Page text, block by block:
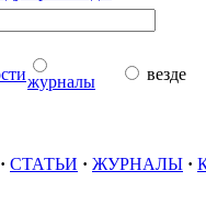
журналы
везде
· СТАТЬИ · ЖУРНАЛЫ ·